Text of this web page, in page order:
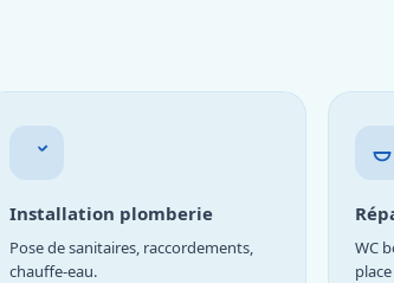
Installation plomberie
Pose de sanitaires, raccordements,
chauffe-eau.
WC